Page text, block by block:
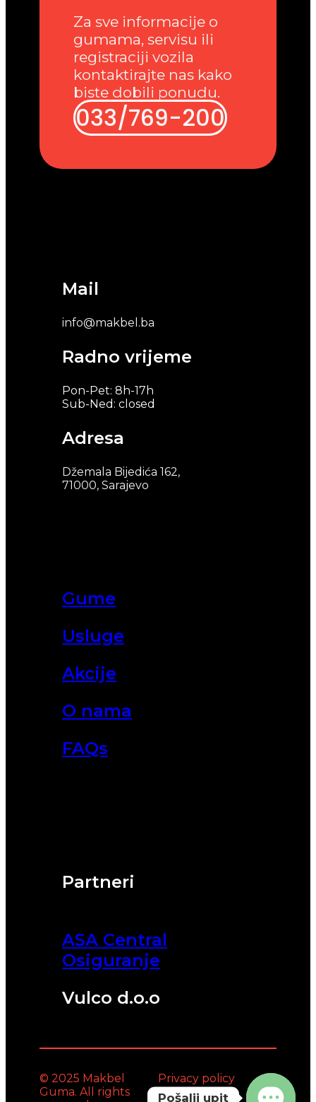
Partneri
ASA Central
Osiguranje
Vulco d.o.o
Gume
Usluge
Akcije
O nama
FAQs
Mail
info@makbel.ba
Radno vrijeme
Pon-Pet: 8h-17h
Sub-Ned: closed
Adresa
Džemala Bijedića 162,
71000, Sarajevo
Za sve informacije o
gumama, servisu ili
registraciji vozila
kontaktirajte nas kako
biste dobili ponudu.
033/769-200
© 2025 Makbel
Guma. All rights
Privacy policy
Pošalji upit